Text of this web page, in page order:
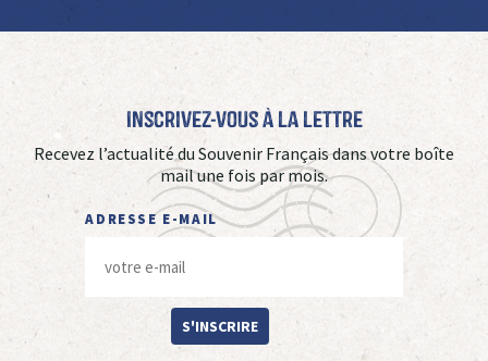
Inscrivez-vous à La Lettre
Recevez l’actualité du Souvenir Français dans votre boîte
mail une fois par mois.
ADRESSE E-MAIL
S'INSCRIRE